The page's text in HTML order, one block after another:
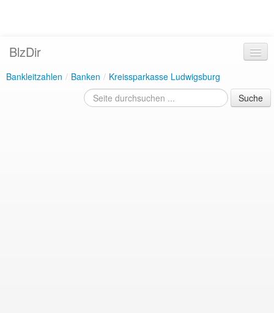
BlzDir
Bankleitzahlen / Banken / Kreissparkasse Ludwigsburg
Suche